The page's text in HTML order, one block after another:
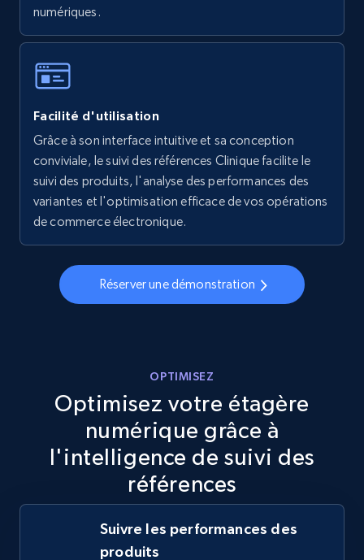
Walmart - products - Collects products by
URL, Final price, Sku, Currency, Gtin,
more.
5.6K+ 875+ Commencer
Walmart - products - Discover products by
using sku numbers
URL, Final price, Sku, Currency, Gtin,
Specifications, Image urls, Top reviews, and
TikTok Shop
URL, Title, Available, Description, Currency, Initial
price, Final price, Discount percent, and more.
668+ Commencer
numériques.
Facilité d'utilisation
Grâce à son interface intuitive et sa conception
conviviale, le suivi des références Clinique facilite le
suivi des produits, l'analyse des performances des
variantes et l'optimisation efficace de vos opérations
de commerce électronique.
Réserver une démonstration
OPTIMISEZ
Optimisez votre étagère
numérique grâce à
l'intelligence de suivi des
références
Suivre les performances des
produits